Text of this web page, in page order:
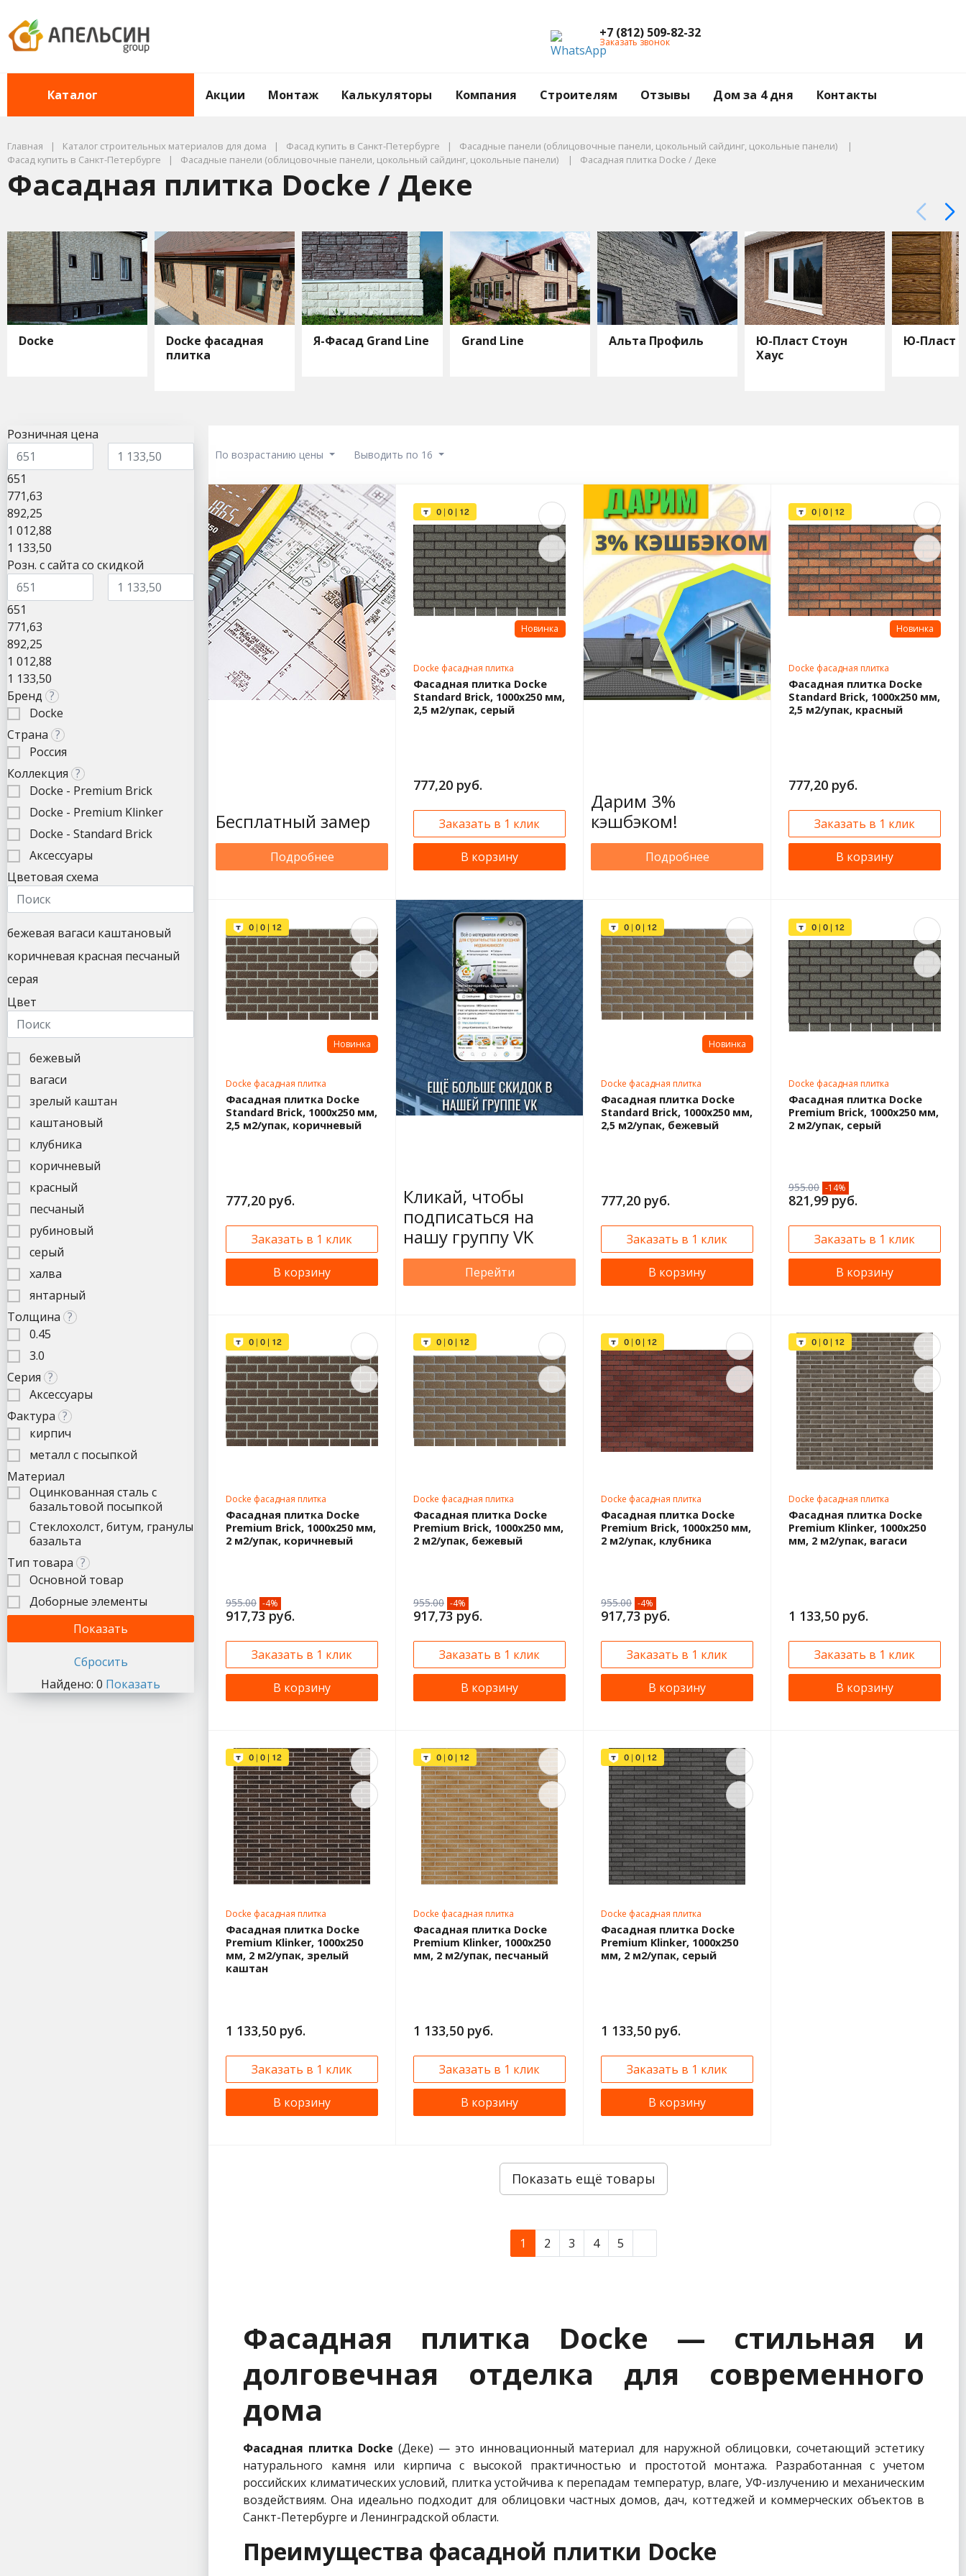
+7 (812) 509-82-32
Заказать звонок
Каталог Акции Монтаж Калькуляторы Компания Строителям Отзывы Дом за 4 дня Контакты
Главная Каталог строительных материалов для дома Фасад купить в Санкт-Петербурге
Фасадные панели (облицовочные панели, цокольный сайдинг, цокольные панели)
Фасад купить в Санкт-Петербурге
Фасадные панели (облицовочные панели, цокольный сайдинг, цокольные панели) Фасадная плитка Docke / Деке
Фасадная плитка Docke / Деке
Docke
Docke фасадная
плитка
Я-Фасад Grand Line Grand Line Альта Профиль
Ю-Пласт Стоун
Хаус
Ю-Пласт
По возрастанию цены Выводить по 16
Бесплатный замер
Подробнее
Новинка
Docke фасадная плитка
Фасадная плитка Docke
Standard Brick, 1000х250 мм,
2,5 м2/упак, серый
777,20 руб.
Заказать в 1 клик
В корзину
Дарим 3%
кэшбэком!
Подробнее
Новинка
Docke фасадная плитка
Фасадная плитка Docke
Standard Brick, 1000х250 мм,
2,5 м2/упак, красный
777,20 руб.
Заказать в 1 клик
В корзину
Новинка
Docke фасадная плитка
Фасадная плитка Docke
Standard Brick, 1000х250 мм,
2,5 м2/упак, коричневый
777,20 руб.
Заказать в 1 клик
В корзину
Кликай, чтобы
подписаться на
нашу группу VK
Перейти
Новинка
Docke фасадная плитка
Фасадная плитка Docke
Standard Brick, 1000х250 мм,
2,5 м2/упак, бежевый
777,20 руб.
Заказать в 1 клик
В корзину
Docke фасадная плитка
Фасадная плитка Docke
Premium Brick, 1000х250 мм,
2 м2/упак, серый
955.00 -14%
821,99 руб.
Заказать в 1 клик
В корзину
Docke фасадная плитка
Фасадная плитка Docke
Premium Brick, 1000х250 мм,
2 м2/упак, коричневый
955.00 -4%
917,73 руб.
Заказать в 1 клик
В корзину
Docke фасадная плитка
Фасадная плитка Docke
Premium Brick, 1000х250 мм,
2 м2/упак, бежевый
955.00 -4%
917,73 руб.
Заказать в 1 клик
В корзину
Docke фасадная плитка
Фасадная плитка Docke
Premium Brick, 1000х250 мм,
2 м2/упак, клубника
955.00 -4%
917,73 руб.
Заказать в 1 клик
В корзину
Docke фасадная плитка
Фасадная плитка Docke
Premium Klinker, 1000х250
мм, 2 м2/упак, вагаси
1 133,50 руб.
Заказать в 1 клик
В корзину
Docke фасадная плитка
Фасадная плитка Docke
Premium Klinker, 1000х250
мм, 2 м2/упак, зрелый
каштан
1 133,50 руб.
Заказать в 1 клик
В корзину
Docke фасадная плитка
Фасадная плитка Docke
Premium Klinker, 1000х250
мм, 2 м2/упак, песчаный
1 133,50 руб.
Заказать в 1 клик
В корзину
Docke фасадная плитка
Фасадная плитка Docke
Premium Klinker, 1000х250
мм, 2 м2/упак, серый
1 133,50 руб.
Заказать в 1 клик
В корзину
Показать ещё товары
1 2 3 4 5
Фасадная плитка Docke — стильная и
долговечная отделка для современного
дома
Фасадная плитка Docke (Деке) — это инновационный материал для наружной облицовки, сочетающий эстетику
натурального камня или кирпича с высокой практичностью и простотой монтажа. Разработанная с учетом
российских климатических условий, плитка устойчива к перепадам температур, влаге, УФ-излучению и механическим
воздействиям. Она идеально подходит для облицовки частных домов, дач, коттеджей и коммерческих объектов в
Санкт-Петербурге и Ленинградской области.
Преимущества фасадной плитки Docke
Розничная цена
651
771,63
892,25
1 012,88
1 133,50
Розн. с сайта со скидкой
651
771,63
892,25
1 012,88
1 133,50
Бренд ?
Docke
Страна ?
Россия
Коллекция ?
Docke - Premium Brick
Docke - Premium Klinker
Docke - Standard Brick
Аксессуары
Цветовая схема
бежевая вагаси каштановый
коричневая красная песчаный
серая
Цвет
бежевый
вагаси
зрелый каштан
каштановый
клубника
коричневый
красный
песчаный
рубиновый
серый
халва
янтарный
Толщина ?
0.45
3.0
Серия ?
Аксессуары
Фактура ?
кирпич
металл с посыпкой
Материал
Оцинкованная сталь с
базальтовой посыпкой
Стеклохолст, битум, гранулы
базальта
Тип товара ?
Основной товар
Доборные элементы
Найдено: 0 Показать